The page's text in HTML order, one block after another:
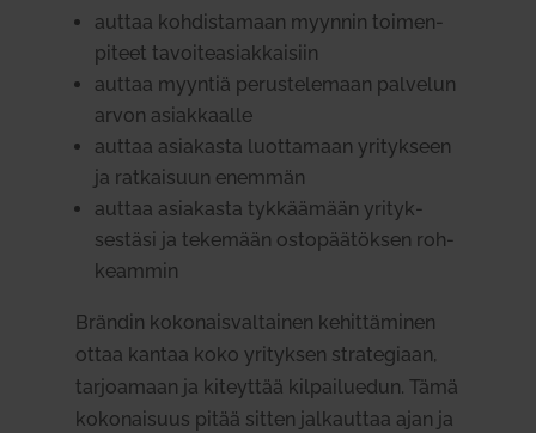
auttaa koh­dis­tamaan myynnin toi­men­
piteet tavoi­tea­siak­kaisiin
auttaa myyntiä perus­te­lemaan pal­velun
arvon asiak­kaalle
auttaa asia­kasta luot­tamaan yri­tykseen
ja rat­kaisuun enemmän
auttaa asia­kasta tyk­käämään yri­tyk­
sestäsi ja tekemään osto­pää­töksen roh­
keammin
Brändin koko­nais­val­tainen kehit­tä­minen
ottaa kantaa koko yri­tyksen stra­te­giaan,
tar­joamaan ja kiteyttää kil­pai­luedun. Tämä
koko­naisuus pitää sitten jal­kauttaa ajan ja